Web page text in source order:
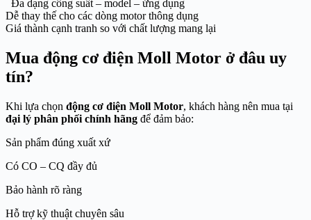
Đa dạng công suất – model – ứng dụng
Dễ thay thế cho các dòng motor thông dụng
Giá thành cạnh tranh so với chất lượng mang lại
Mua động cơ điện Moll Motor ở đâu uy
tín?
Khi lựa chọn động cơ điện Moll Motor, khách hàng nên mua tại
đại lý phân phối chính hãng để đảm bảo:
Sản phẩm đúng xuất xứ
Có CO – CQ đầy đủ
Bảo hành rõ ràng
Hỗ trợ kỹ thuật chuyên sâu